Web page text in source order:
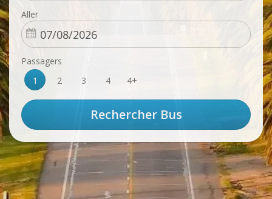
Aller
Passagers
1
2 3 4 4+